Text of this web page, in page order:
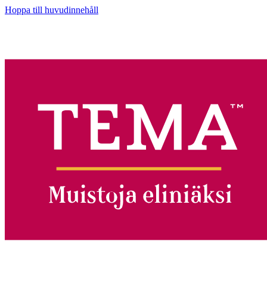
Hoppa till huvudinnehåll